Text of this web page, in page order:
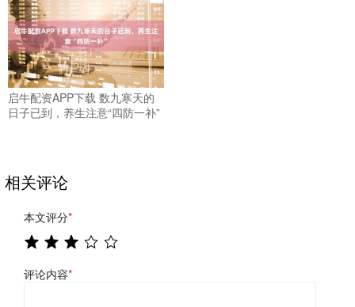
启牛配资APP下载 数九寒天的
日子已到，养生注意“四防一补”
相关评论
本文评分*
评论内容*